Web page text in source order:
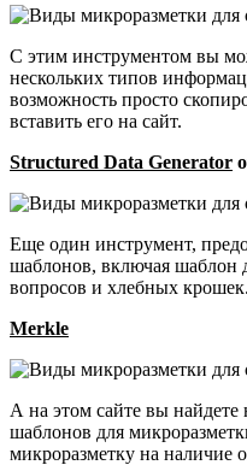
С этим инструментом вы
нескольких типов
возможность просто
вставить его на сайт.
Structured Data Generator
Еще один инструмент,
шаблонов, включая шаблон
вопросов и хлебных крошек.
Merkle
А на этом сайте вы
шаблонов для
микроразметку на наличие